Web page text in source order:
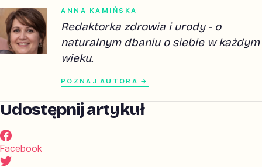
ANNA KAMIŃSKA
Redaktorka zdrowia i urody - o
naturalnym dbaniu o siebie w każdym
wieku.
POZNAJ AUTORA →
Udostępnij artykuł
Facebook